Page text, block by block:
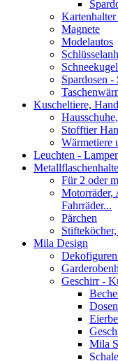
Magnete
Modelautos
Spardosen -
Kuscheltiere,
Stofftier
Wärmetiere
Leuchten -
Für 2 oder
Motorräder,
Fahrräder...
Pärchen
Mila Design
Dekofiguren
Geschirr -
Mila